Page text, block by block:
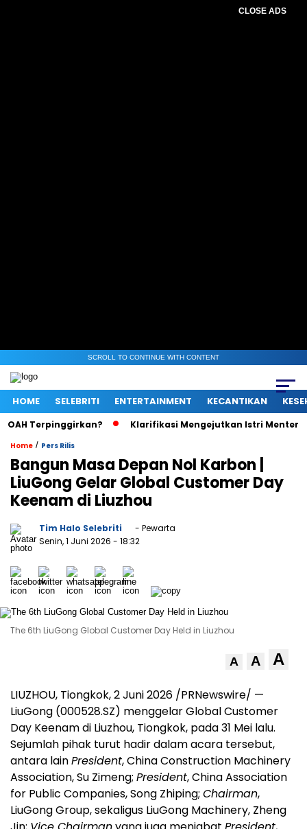
CLOSE ADS
SCROLL TO CONTINUE WITH CONTENT
HOME SELEBRITI ENTERTAINMENT KECANTIKAN
Terpinggirkan? Klarifikasi Mengejutkan Istri Menteri
Home / Pers Rilis
Bangun Masa Depan Nol Karbon |
LiuGong Gelar Global Customer Day
Keenam di Liuzhou
Tim Halo Selebriti
- Pewarta
Senin, 1 Juni 2026 - 18:32
The 6th LiuGong Global Customer Day Held in Liuzhou
A A A
LIUZHOU, Tiongkok, 2 Juni 2026 /PRNewswire/ —
LiuGong (000528.SZ) menggelar Global Customer
Day Keenam di Liuzhou, Tiongkok, pada 31 Mei lalu.
Sejumlah pihak turut hadir dalam acara tersebut,
antara lainPresident, China Construction Machinery
Association, Su Zimeng; President, China Association
for Public Companies, Song Zhiping; Chairman,
LiuGong Group, sekaligus LiuGong Machinery, Zheng